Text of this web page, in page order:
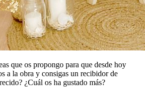
que os propongo para que desde hoy
a la obra y consigas un recibidor de
¿Cuál os ha gustado más?